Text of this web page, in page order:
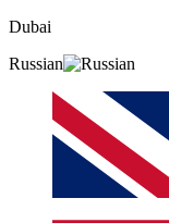
Dubai
Russian